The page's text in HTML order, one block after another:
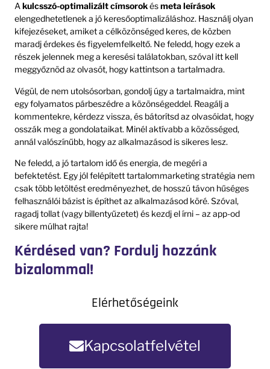
Akulcsszó-optimalizált címsorokésmeta leírások
elengedhetetlenek a jó keresőoptimalizáláshoz. Használj olyan
kifejezéseket, amiket a célközönséged keres, de közben
maradj érdekes és figyelemfelkeltő. Ne feledd, hogy ezek a
részek jelennek meg a keresési találatokban, szóval itt kell
meggyőznöd az olvasót, hogy kattintson a tartalmadra.
Végül, de nem utolsósorban, gondolj úgy a tartalmaidra, mint
egy folyamatos párbeszédre a közönségeddel. Reagálj a
kommentekre, kérdezz vissza, és bátorítsd az olvasóidat, hogy
osszák meg a gondolataikat. Minél aktívabb a közösséged,
annál valószínűbb, hogy az alkalmazásod is sikeres lesz.
Ne feledd, a jó tartalom idő és energia, de megéri a
befektetést. Egy jól felépített tartalommarketing stratégia nem
csak több letöltést eredményezhet, de hosszú távon hűséges
felhasználói bázist is építhet az alkalmazásod köré. Szóval,
ragadj tollat (vagy billentyűzetet) és kezdj el írni – az app-od
sikere múlhat rajta!
Kérdésed van? Fordulj hozzánk
bizalommal!
Elérhetőségeink
Kapcsolatfelvétel